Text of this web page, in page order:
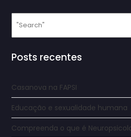
Posts recentes
Casanova na FAPSI
Educação e sexualidade humana
Compreenda o que é